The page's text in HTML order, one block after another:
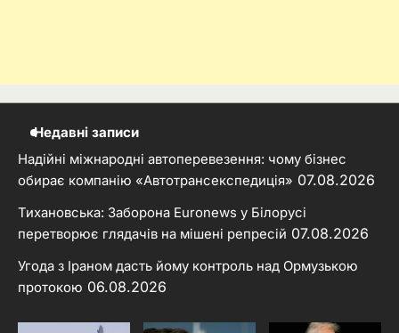
Недавні записи
Надійні міжнародні автоперевезення: чому бізнес
обирає компанію «Автотрансекспедиція» 07.08.2026
Тихановська: Заборона Euronews у Білорусі
перетворює глядачів на мішені репресій 07.08.2026
Угода з Іраном дасть йому контроль над Ормузькою
протокою 06.08.2026